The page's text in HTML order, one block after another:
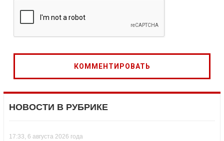
НОВОСТИ В РУБРИКЕ
17:33, 6 августа 2026 года